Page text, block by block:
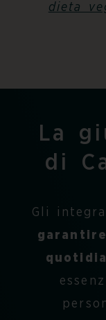
dieta
La
di
Gli